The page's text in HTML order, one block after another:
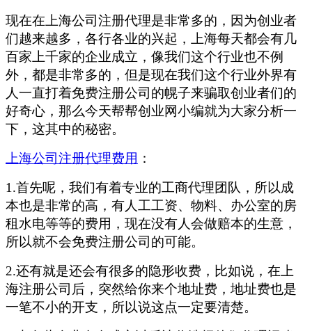
现在在上海公司注册代理是非常多的，因为创业者
们越来越多，各行各业的兴起，上海每天都会有几
百家上千家的企业成立，像我们这个行业也不例
外，都是非常多的，但是现在我们这个行业外界有
人一直打着免费注册公司的幌子来骗取创业者们的
好奇心，那么今天帮帮创业网小编就为大家分析一
下，这其中的秘密。
上海公司注册代理费用 ：
1.首先呢，我们有着专业的工商代理团队，所以成
本也是非常的高，有人工工资、物料、办公室的房
租水电等等的费用，现在没有人会做赔本的生意，
所以就不会免费注册公司的可能。
2.还有就是还会有很多的隐形收费，比如说，在上
海注册公司后，突然给你来个地址费，地址费也是
一笔不小的开支，所以说这点一定要清楚。